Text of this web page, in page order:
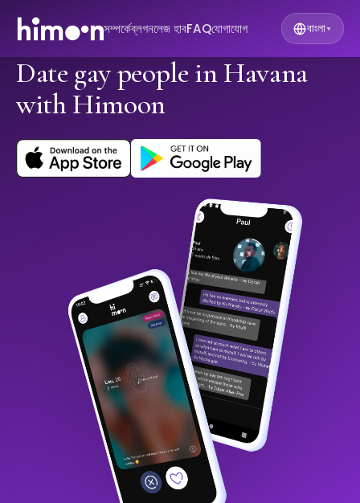
সম্পর্কেব্লগনলেজ হাবFAQযোগাযোগ বাংলা▾
Date gay people in Havana
with Himoon